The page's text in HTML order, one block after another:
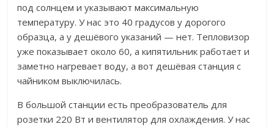
под солнцем и указывают максимальную
температуру. У нас это 40 градусов у дорогого
образца, а у дешёвого указаний — нет. Тепловизор
уже показывает около 60, а кипятильник работает и
заметно нагревает воду, а вот дешёвая станция с
чайником выключилась.
В большой станции есть преобразователь для
розетки 220 Вт и вентилятор для охлаждения.У нас